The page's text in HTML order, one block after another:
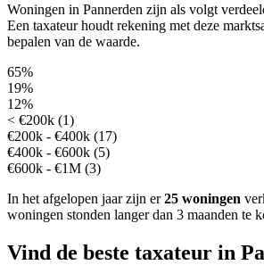
Woningen in Pannerden zijn als volgt
Een taxateur houdt rekening met deze
bepalen van de waarde.
65%
19%
12%
< €200k (1)
€200k - €400k (17)
€400k - €600k (5)
€600k - €1M (3)
In het afgelopen jaar zijn er25 woningen
woningen stonden langer dan 3 maanden te
Vind de beste taxateur in